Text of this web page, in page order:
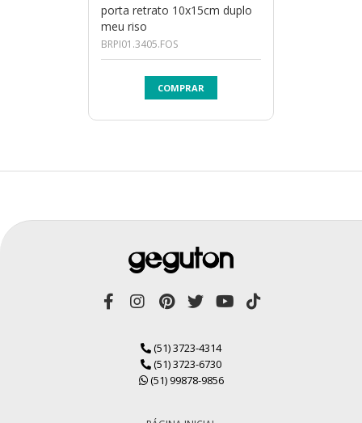
porta retrato 10x15cm duplo
meu riso
BRPI01.3405.FOS
COMPRAR
(51) 3723-4314
(51) 3723-6730
(51) 99878-9856